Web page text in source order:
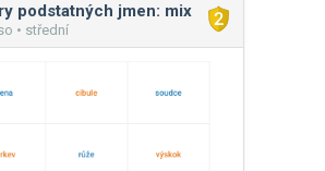
podstatných jmen: mix
• střední